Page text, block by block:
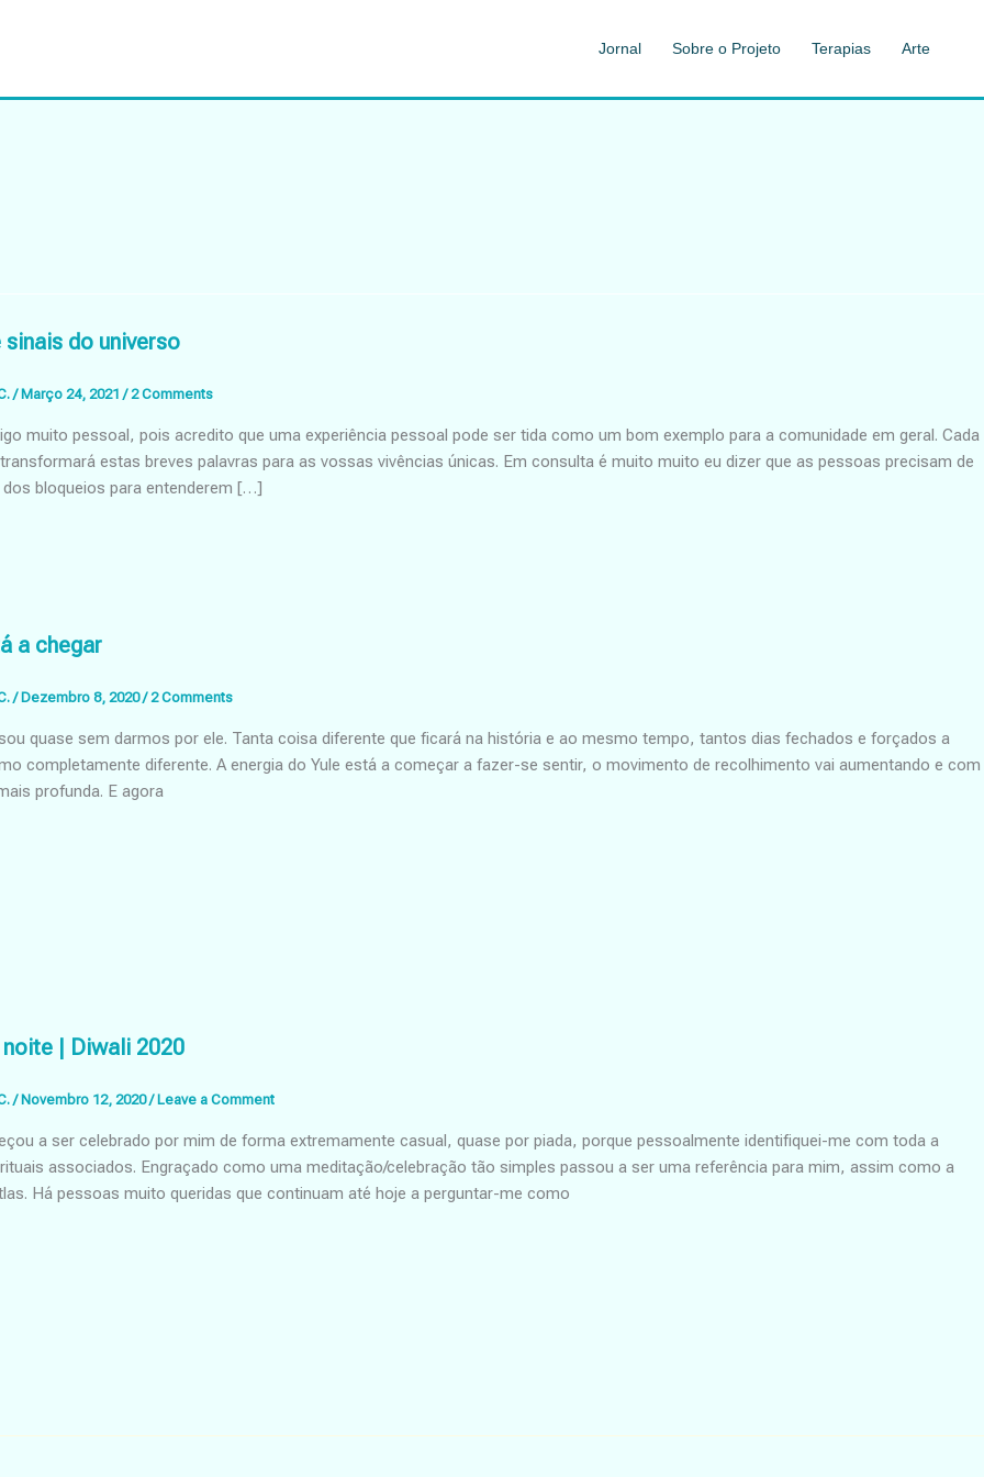
Jornal Sobre o Projeto Terapias Arte
sinais do universo
/ Março 24, 2021/2 Comments
muito pessoal, pois acredito que uma experiência pessoal pode ser tida como um bom exemplo para a comunidade em geral. Cada
estas breves palavras para as vossas vivências únicas. Em consulta é muito muito eu dizer que as pessoas precisam de
bloqueios para entenderem […]
a chegar
/ Dezembro 8, 2020/2 Comments
quase sem darmos por ele. Tanta coisa diferente que ficará na história e ao mesmo tempo, tantos dias fechados e forçados a
completamente diferente. A energia do Yule está a começar a fazer-se sentir, o movimento de recolhimento vai aumentando e com
profunda. E agora
| Diwali 2020
/ Novembro 12, 2020/ Leave a Comment
a ser celebrado por mim de forma extremamente casual, quase por piada, porque pessoalmente identifiquei-me com toda a
associados. Engraçado como uma meditação/celebração tão simples passou a ser uma referência para mim, assim como a
Há pessoas muito queridas que continuam até hoje a perguntar-me como